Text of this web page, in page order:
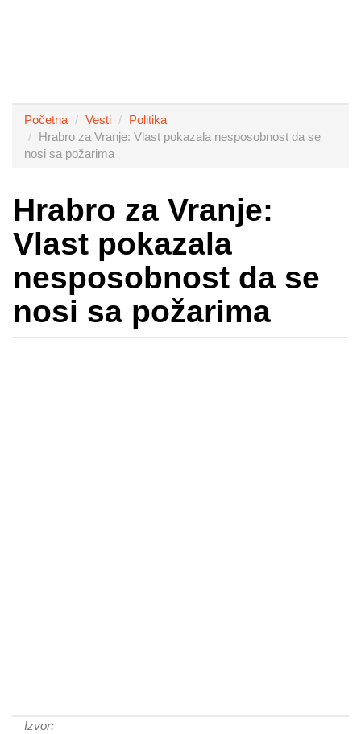
Početna Vesti
Politika
Hrabro za Vranje: Vlast pokazala nesposobnost da se
nosi sa požarima
Hrabro za Vranje:
Vlast pokazala
nesposobnost da se
nosi sa požarima
Izvor: